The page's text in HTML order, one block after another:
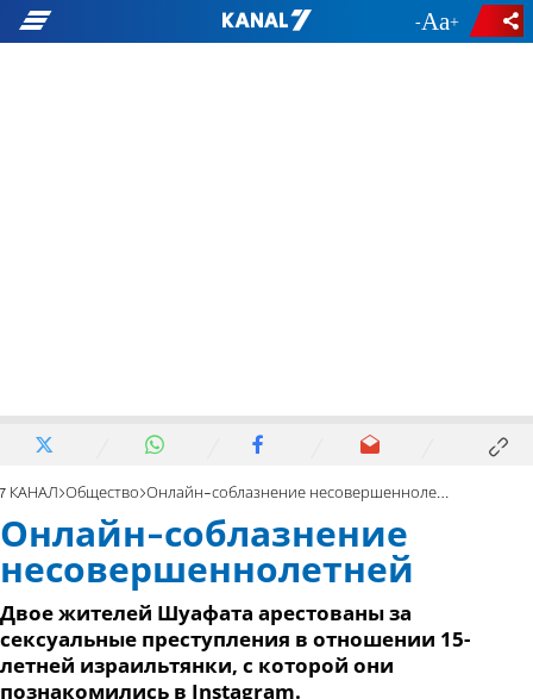
- +
7 КАНАЛ Общество Онлайн-соблазнение несовершеннолетней
Онлайн-соблазнение
несовершеннолетней
Двое жителей Шуафата арестованы за
сексуальные преступления в отношении 15-
летней израильтянки, с которой они
познакомились в Instagram.